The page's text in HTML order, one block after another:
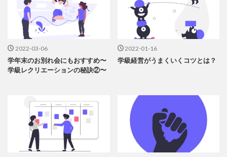
2022-03-06
学年末のお別れ会にもおすすめ〜
学級レクリエーションの秘訣②〜
2022-01-16
学級経営がうまくいくコツとは？